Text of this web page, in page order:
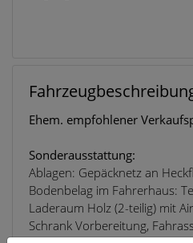
Ehem. empfohlener
Sonderausstattung:
Ablagen: Gepäcknetz an
Bodenbelag im Fahrerhaus:
Laderaum Holz (2-teilig) mit
Schrank Vorbereitung,